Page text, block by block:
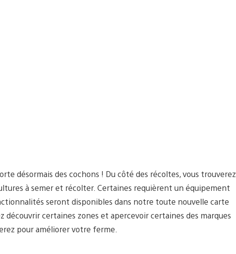
désormais des cochons ! Du côté des récoltes, vous trouverez
à semer et récolter. Certaines requièrent un équipement
seront disponibles dans notre toute nouvelle carte
découvrir certaines zones et apercevoir certaines des marques
pour améliorer votre ferme.